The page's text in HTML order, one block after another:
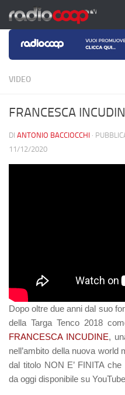
Salta al contenuto
VIDEO
FRANCESCA
DI ANTONIO BACCIOCCHI ·
11/12/2020
Dopo oltre due anni dal suo
della Targa Tenco 2018
FRANCESCA INCUDINE,
nell’ambito della nuova
dal titolo NON E’ FINITAche
da oggi disponibile su